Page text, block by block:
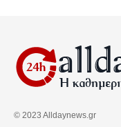
© 2023 Alldaynews.gr